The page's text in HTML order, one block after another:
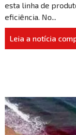
esta linha de
eficiência. No...
Leia a notícia